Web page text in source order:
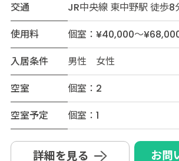
交通
JR中央線 東中野駅 徒歩8
使用料
個室：¥40,000～
入居条件
男性 女性
空室
個室：2
空室予定
個室：1
詳細を見る お問